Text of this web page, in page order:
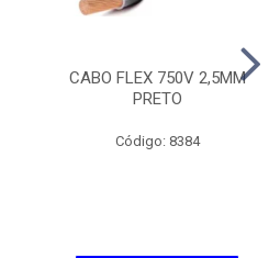
CABO FLEX 750V 2,5MM
PRETO
Código: 8384